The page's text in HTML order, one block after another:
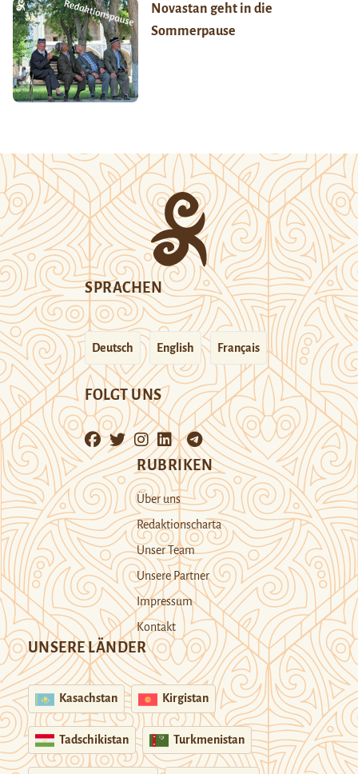
Novastan geht in die
Sommerpause
SPRACHEN
Deutsch English Français
FOLGT UNS
RUBRIKEN
Über uns
Redaktionscharta
Unser Team
Unsere Partner
Impressum
Kontakt
UNSERE LÄNDER
Kasachstan Kirgistan
Tadschikistan Turkmenistan